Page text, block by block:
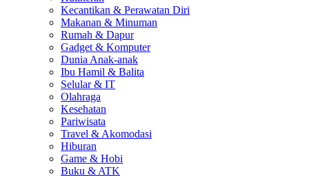
Kecantikan & Perawatan Diri
Makanan & Minuman
Rumah & Dapur
Gadget & Komputer
Dunia Anak-anak
Ibu Hamil & Balita
Selular & IT
Olahraga
Kesehatan
Pariwisata
Travel & Akomodasi
Hiburan
Game & Hobi
Buku & ATK